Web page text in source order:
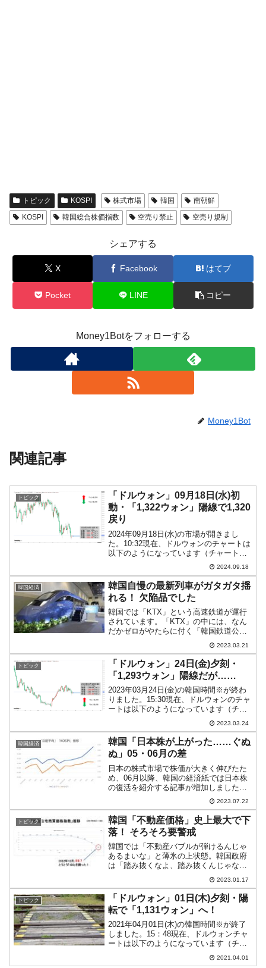
トピック KOSPI 株式市場 韓国
南朝鮮
KOSPI
韓国総合株価指数 空売り禁止 空売り規制
シェアする
X Facebook はてブ
Pocket LINE コピー
Money1Botをフォローする
Money1Bot
関連記事
トピック
「ドルウォン」09月18日(水)初
動・「1,322ウォン」陽線で1,320
戻り
2024年09月18日(水)の市場が開きまし
た。10:32現在、ドルウォンのチャートは
以下のようになっています（チャートは
『Investing.com』より引用）。前日はな
んとか陽線となり、本日も現在のところ
陽線です。「1ドル＝1,322ウ...
2024.09.18
韓国経済
韓国自慢の最新列車がガタガタ揺
れる！ 欠陥品でした
韓国では「KTX」という高速鉄道が運行
されています。「KTX」の中には、なん
だかゼロがやたらに付く「韓国鉄道公社
150000系電車：KTX-イウム」という列車
があります。↑「KTX-イウム（KTX-이
음）」。イウムは「つなぐ」という意
味。正...
2023.03.21
トピック
「ドルウォン」24日(金)夕刻・
「1,293ウォン」陽線だが……
2023年03月24日(金)の韓国時間※が終わ
りました。15:30現在、ドルウォンのチャ
ートは以下のようになっています（チャ
ートは『Investing.com』より引用）。陽
線で現在のところ「1ドル＝1,293ウォ
ン」近辺の攻防ですが、レジ...
2023.03.24
韓国経済
韓国「日本株が上がった……ぐぬ
ぬ」05・06月の差
日本の株式市場で株価が大きく伸びたた
め、06月以降、韓国の経済紙では日本株
の復活を紹介する記事が増加しました。
例えば、『毎日経済』は「日企業競争力
を前面に出して『失われた30年』を突
破」というタイトルの記事を出し（2023
年06月13日）、...
2023.07.22
トピック
韓国「不動産価格」史上最大で下
落！ そろそろ要警戒
韓国では「不動産バブルが弾けるんじゃ
あるまいな」と薄氷の上状態。韓国政府
は「踏み抜くなよ、踏み抜くんじゃない
ぞ」と目指せ軟着陸政策をとっていま
す。2023年01月16日、『韓国不動産院』
から「2022年12月時点での全国住宅価格
動向調査」が...
2023.01.17
トピック
「ドルウォン」01日(木)夕刻・陽
転で「1,131ウォン」へ！
2021年04月01日(木)の韓国時間※が終了
しました。15：48現在、ドルウォンチャ
ートは以下のようになっています（チャ
ートは『Investing.com』より引用：以下
同）。陽転しました(笑)。現在のところ
2021.04.01